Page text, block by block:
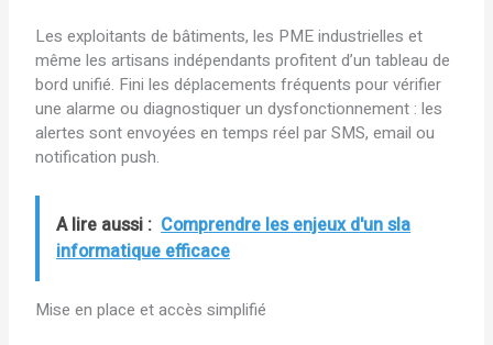
Les exploitants de bâtiments, les PME industrielles et
même les artisans indépendants profitent d’un tableau de
bord unifié. Fini les déplacements fréquents pour vérifier
une alarme ou diagnostiquer un dysfonctionnement : les
alertes sont envoyées en temps réel par SMS, email ou
notification push.
A lire aussi : Comprendre les enjeux d'un sla
informatique efficace
Mise en place et accès simplifié